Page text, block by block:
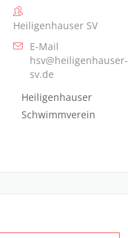
Heiligenhauser SV
E-Mail
hsv@heiligenhauser-
sv.de
Heiligenhauser
Schwimmverein